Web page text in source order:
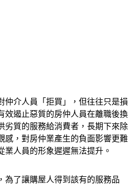
仲介人員「拒買」，但往往只是損
效遏止惡質的房仲人員在離職後換
劣質的服務給消費者，長期下來除
感，對房仲業產生的負面影響更難
業人員的形象遲遲無法提升。
為了讓購屋人得到該有的服務品